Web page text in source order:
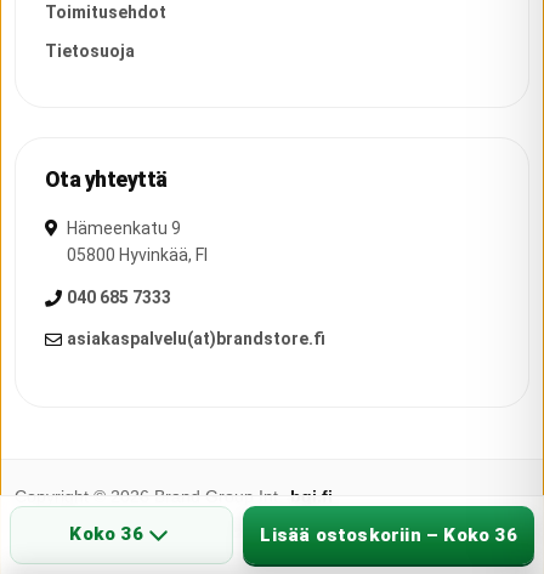
Koko 36 Lisää ostoskoriin – Koko 36
Toimitusehdot
Tietosuoja
Ota yhteyttä
Hämeenkatu 9
05800 Hyvinkää, FI
040 685 7333
asiakaspalvelu(at)brandstore.fi
Copyright © 2026 Brand Group Int.
bgi.fi
Brandstore.fi - paljasjalkakengät, asiantunteva palvelu ja myymälä